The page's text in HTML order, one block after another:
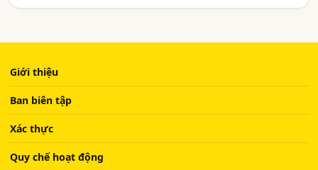
Giới thiệu
Ban biên tập
Xác thực
Quy chế hoạt động